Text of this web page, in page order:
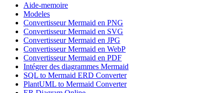
Aide-memoire
Modeles
Convertisseur Mermaid en PNG
Convertisseur Mermaid en SVG
Convertisseur Mermaid en JPG
Convertisseur Mermaid en WebP
Convertisseur Mermaid en PDF
Intégrer des diagrammes Mermaid
SQL to Mermaid ERD Converter
PlantUML to Mermaid Converter